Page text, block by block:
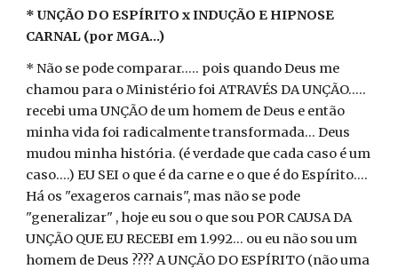
* UNÇÃO DO ESPÍRITO x INDUÇÃO E HIPNOSE
CARNAL (por MGA...)
* Não se pode comparar..... pois quando Deus me
chamou para o Ministério foi ATRAVÉS DA UNÇÃO.....
recebi uma UNÇÃO de um homem de Deus e então
minha vida foi radicalmente transformada... Deus
mudou minha história. (é verdade que cada caso é um
caso....) EU SEI o que é da carne e o que é do Espírito....
Há os "exageros carnais", mas não se pode
"generalizar" , hoje eu sou o que sou POR CAUSA DA
UNÇÃO QUE EU RECEBI em 1.992... ou eu não sou um
homem de Deus ???? A UNÇÃO DO ESPÍRITO (não uma